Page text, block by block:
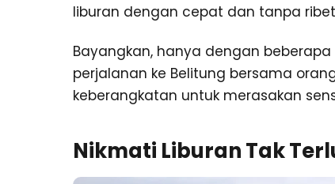
liburan dengan cepat dan tanpa
Bayangkan, hanya dengan
perjalanan ke Belitung bersama
keberangkatan untuk merasakan
Nikmati Liburan Tak